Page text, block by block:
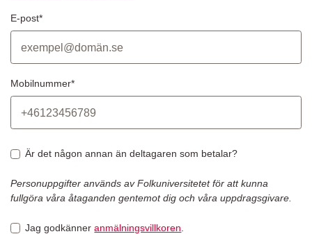
E-post*
Mobilnummer*
Är det någon annan än deltagaren som betalar?
Personuppgifter används av Folkuniversitetet för att kunna
fullgöra våra åtaganden gentemot dig och våra uppdragsgivare.
Jag godkänneranmälningsvillkoren